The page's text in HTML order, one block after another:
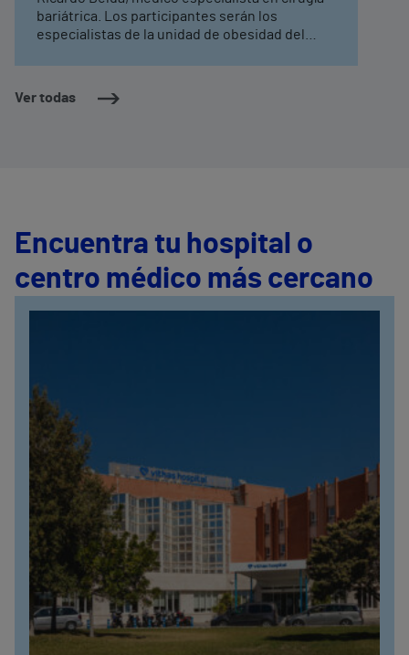
Ver todas
bariátrica. Los participantes serán los
especialistas de la unidad de obesidad del
anestesista, Dr, Francisco Gallardo,
endoscopista, Dr. Miguel Lorenzo Liñán,
Encuentra tu hospital o
centro médico más cercano